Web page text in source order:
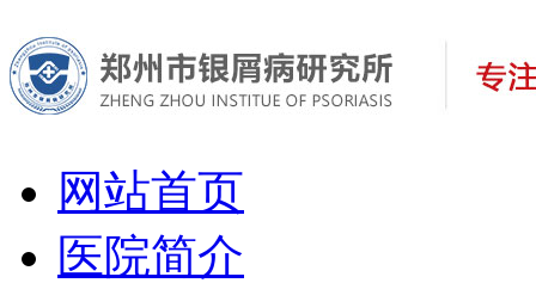
网站首页
医院简介